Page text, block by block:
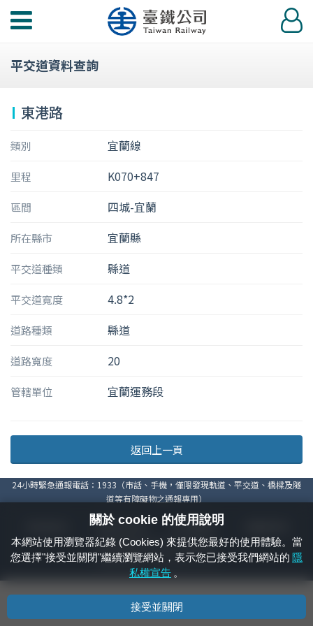
功
選
登
入
平交道資料查詢
東港路
類別 宜蘭線
里程 K070+847
區間 四城-宜蘭
所在縣市 宜蘭縣
平交道種類 縣道
平交道寬度 4.8*2
道路種類 縣道
道路寬度 20
管轄單位 宜蘭運務段
返回上一頁
24小時緊急通報電話：1933（市話、手機，僅限發現軌道、平交道、橋樑及隧
道等有障礙物之通報專用）
資通安全政策 著作權聲明
國營臺灣鐵路股份有限公司 © 版權所有
本頁產生時間： 2026/08/08 21:47:09
關於 cookie 的使用說明
本網站使用瀏覽器紀錄 (Cookies) 來提供您最好的使用體驗。當
您選擇"接受並關閉"繼續瀏覽網站，表示您已接受我們網站的 隱
私權宣告 。
接受並關閉